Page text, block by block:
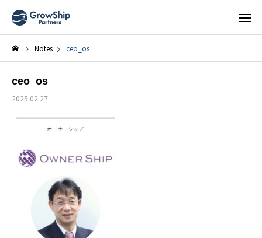
Notes ceo_os
ceo_os
2025.02.27